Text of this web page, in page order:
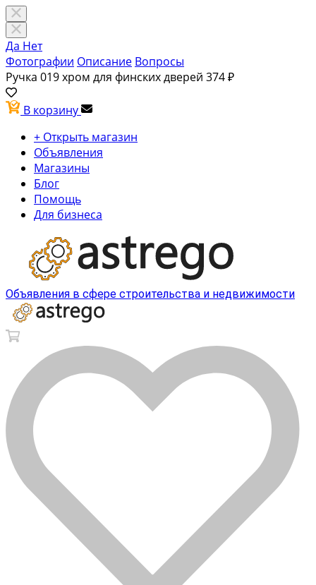
Да Нет
Фотографии Описание Вопросы
Ручка 019 хром для финских дверей 374 ₽
В корзину
+ Открыть магазин
Объявления
Магазины
Блог
Помощь
Для бизнеса
Объявления в сфере строительства и недвижимости